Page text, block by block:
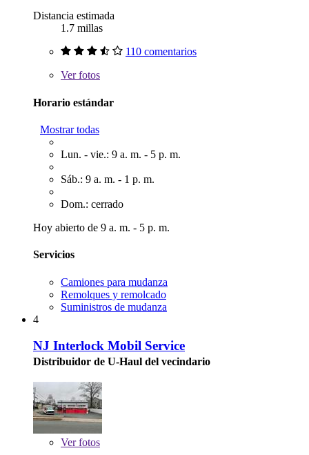
Distancia estimada
1.7 millas
110 comentarios
Verfotos
Horario estándar
Mostrar todas
Lun. - vie.: 9 a. m. - 5 p. m.
Sáb.: 9 a. m. - 1 p. m.
Dom.: cerrado
Hoy abierto de 9 a. m. - 5 p. m.
Servicios
Camiones para mudanza
Remolques y remolcado
Suministros de mudanza
4
NJ Interlock Mobil Service
Distribuidor de U-Haul del vecindario
Verfotos